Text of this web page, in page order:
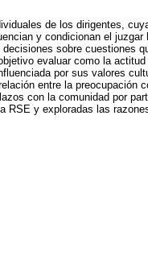
de los dirigentes,
y condicionan el juzgar
sobre cuestiones
evaluar como la
por sus valores
entre la preocupación
con la comunidad por
RSE y exploradas las